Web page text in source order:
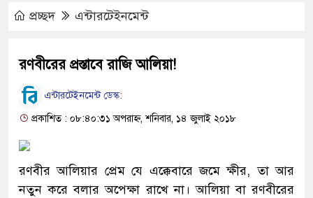
প্রচ্ছদ এন্টারটেইনমেন্ট
রণবীরের প্রস্তাবে রাজি আলিয়া!
এন্টারটেইনমেন্ট ডেস্ক:
প্রকাশিত : ০৮:৪০:৩১ অপরাহ্ন, শনিবার, ১৪ জুলাই ২০১৮
রণবীর আলিয়ার প্রেম যে এক্কেবারে জমে ক্ষীর, তা আর
নতুন করে বলার অপেক্ষা রাখে না। আলিয়া বা রণবীরের